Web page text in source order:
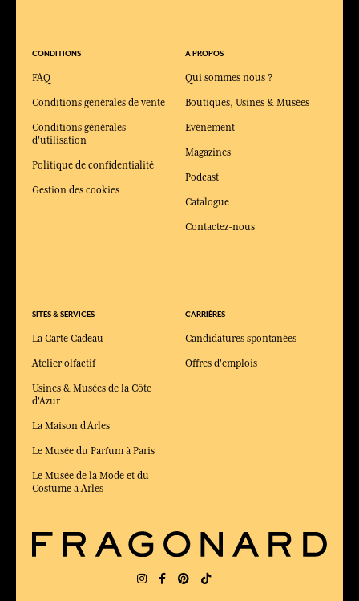
CONDITIONS
FAQ
Conditions générales de vente
Conditions générales
d'utilisation
Politique de confidentialité
Gestion des cookies
SITES & SERVICES
La Carte Cadeau
Atelier olfactif
Usines & Musées de la Côte
d'Azur
La Maison d'Arles
Le Musée du Parfum à Paris
Le Musée de la Mode et du
Costume à Arles
A PROPOS
Qui sommes nous ?
Boutiques, Usines & Musées
Evénement
Magazines
Podcast
Catalogue
Contactez-nous
CARRIÈRES
Candidatures spontanées
Offres d'emplois